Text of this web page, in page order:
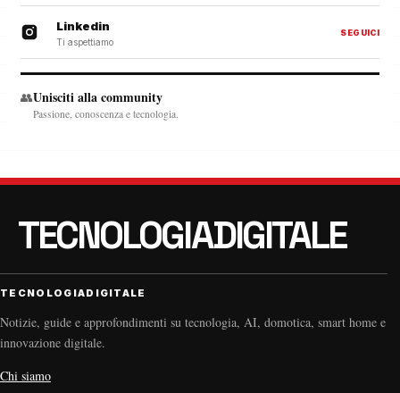
Linkedin
Ti aspettiamo
SEGUICI
👥Unisciti alla community
Passione, conoscenza e tecnologia.
TECNOLOGIADIGITALE
Notizie, guide e approfondimenti su tecnologia, AI, domotica, smart home e
innovazione digitale.
Chi siamo